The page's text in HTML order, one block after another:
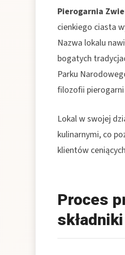
Pierogarnia
cienkiego ciasta
Nazwa lokalu
bogatych
Parku
filozofii
Lokal w swojej
kulinarnymi, co
klientów
Proces
składniki